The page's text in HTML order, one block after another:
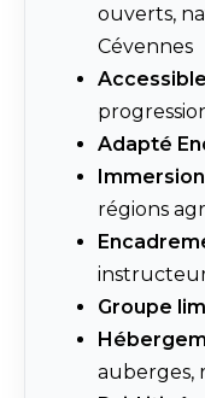
ouverts,
Cévennes
Adapté
régions
Groupe
auberges,